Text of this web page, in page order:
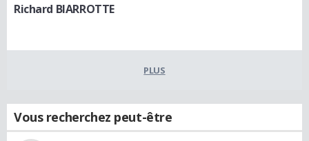
Richard BIARROTTE
PLUS
Vous recherchez peut-être